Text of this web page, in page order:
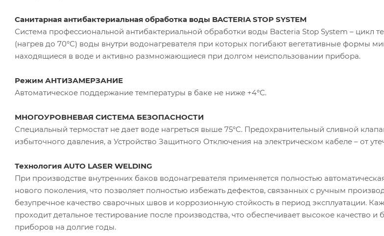
Санитарная антибактериальная обработка воды BACTERIA STOP SYSTEM
Система профессиональной антибактериальной обработки воды Bacteria Stop System – цикл
(нагрев до 70°С) воды внутри водонагревателя при которых погибают вегетативные формы
находящиеся в воде и активно размножающиеся при долгом неиспользовании прибора.
Режим АНТИЗАМЕРЗАНИЕ
Автоматическое поддержание температуры в баке не ниже +4°С.
МНОГОУРОВНЕВАЯ СИСТЕМА БЕЗОПАСНОСТИ
Специальный термостат не дает воде нагреться выше 75°C. Предохранительный сливной
избыточного давления, а Устройство Защитного Отключения на электрическом кабеле – от
Технология AUTO LASER WELDING
При производстве внутренних баков водонагревателя применяется полностью
нового поколения, что позволяет полностью избежать дефектов, связанных с ручным
безупречное качество сварочных швов и коррозионную стойкость в период эксплуатации.
проходит детальное тестирование после производства, что обеспечивает высокое качество и
приборов на долгие годы.